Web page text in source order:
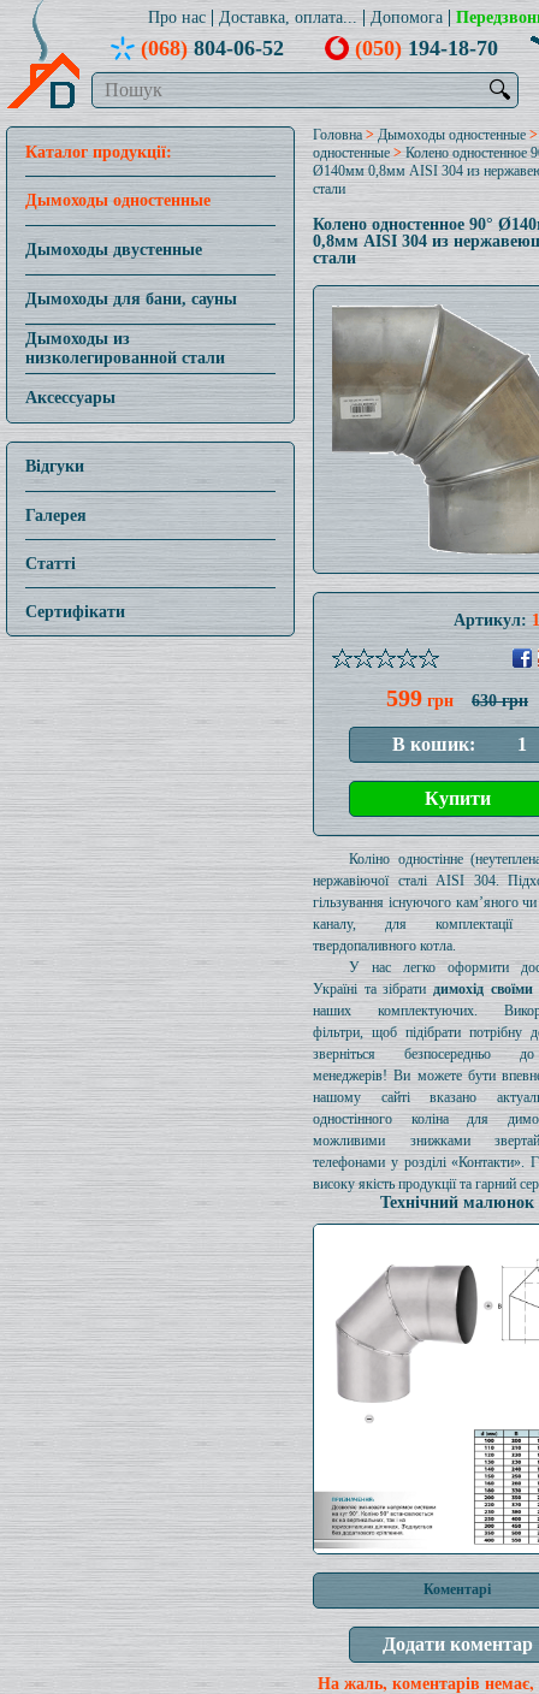
Про нас Доставка, оплата... Допомога
(068)804-06-52 (050)194-18-70
🔍
Каталог продукції:
Дымоходы одностенные
Дымоходы двустенные
Дымоходы для бани, сауны
Дымоходы из
низколегированной стали
Аксессуары
Відгуки
Галерея
Статті
Сертифікати
Головна > Дымоходы одностенные
одностенные >Колено одностенное
Ø140мм 0,8мм AISI 304 из
стали
Колено одностенное 90°
0,8мм AISI 304 из
стали
Артикул:
599 грн 630 грн
Коліно одностінне
нержавіючої сталі AISI 304.
гільзування існуючого кам’яного
каналу, для комплектації
твердопаливного котла.
У нас легко оформити
Україні та зібрати димохід
наших комплектуючих.
фільтри, щоб підібрати потрібну
зверніться безпосередньо
менеджерів! Ви можете бути
нашому сайті вказано
одностінного коліна для
можливими знижками
телефонами у розділі «Контакти».
високу якість продукції та гарний
Технічний малюнок
Коментарі
На жаль, коментарів немає,